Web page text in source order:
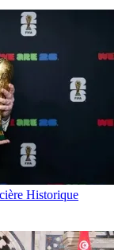
Historique